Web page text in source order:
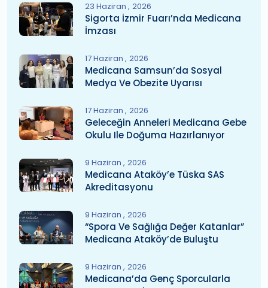
23 Haziran 2026
Sigorta İzmir Fuarı’nda Medicana
İmzası
17 Haziran 2026
Medicana Samsun’da Sosyal
Medya Ve Obezite Uyarısı
17 Haziran 2026
Geleceğin Anneleri Medicana Gebe
Okulu Ile Doğuma Hazırlanıyor
9 Haziran 2026
Medicana Ataköy’e Tüska SAS
Akreditasyonu
9 Haziran 2026
“Spora Ve Sağlığa Değer Katanlar”
Medicana Ataköy’de Buluştu
9 Haziran 2026
Medicana’da Genç Sporcularla